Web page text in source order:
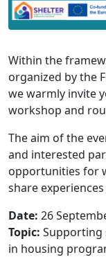
Within the
organized by the
we warmly invite
workshop and
The aim of the
and interested
opportunities for
share
Date: 26
Topic: Supporting
in housing